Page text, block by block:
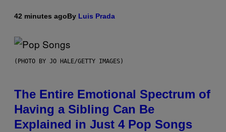
42 minutes agoBy Luis Prada
(PHOTO BY JO HALE/GETTY IMAGES)
The Entire Emotional Spectrum of
Having a Sibling Can Be
Explained in Just 4 Pop Songs